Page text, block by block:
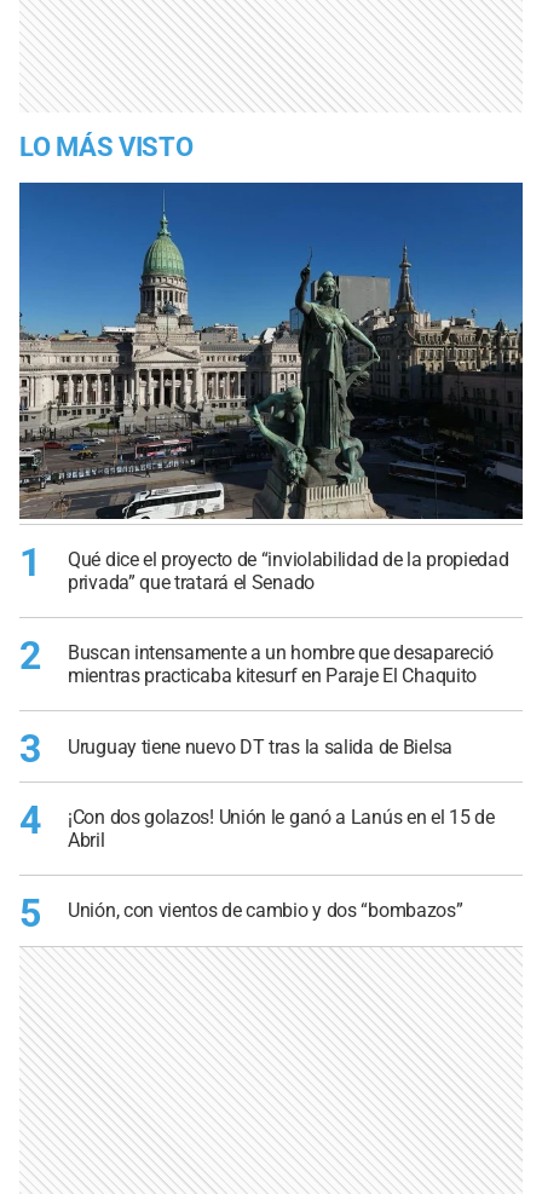
LO MÁS VISTO
1
Qué dice el proyecto de “inviolabilidad de la propiedad
privada” que tratará el Senado
2
Buscan intensamente a un hombre que desapareció
mientras practicaba kitesurf en Paraje El Chaquito
3 Uruguay tiene nuevo DT tras la salida de Bielsa
4
¡Con dos golazos! Unión le ganó a Lanús en el 15 de
Abril
5 Unión, con vientos de cambio y dos “bombazos”